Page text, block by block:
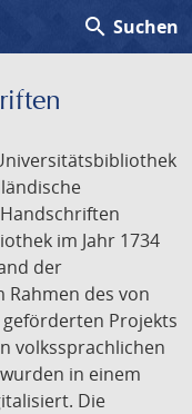
search Suchen
im Jahr 1734
der
Rahmen des von
Projekts
volkssprachlichen
in einem
Die